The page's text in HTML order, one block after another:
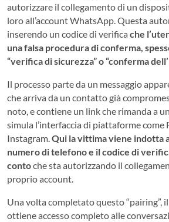
autorizzare il collegamento di un
loro all’account WhatsApp. Questa
inserendo un codice di verifica che
una falsa procedura di conferma,
“verifica di sicurezza” o “conferma
Il processo parte da un messaggio
che arriva da un contatto già
noto, e contiene un link che rimanda a
simula l’interfaccia di piattaforme come
Instagram. Qui la vittima viene indotta
numero di telefono e il codice di
contoche sta autorizzando il
proprio account.
Una volta completato questo “pairing”,
ottiene accesso completo alle